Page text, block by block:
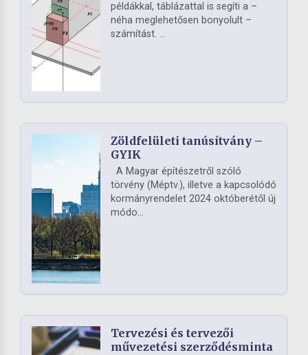
példákkal, táblázattal is segíti a –
néha meglehetősen bonyolult –
számítást. ...
Zöldfelületi tanúsítvány –
GYIK
A Magyar építészetről szóló
törvény (Méptv.), illetve a kapcsolódó
kormányrendelet 2024 októberétől új
módo...
Tervezési és tervezői
művezetési szerződésminta